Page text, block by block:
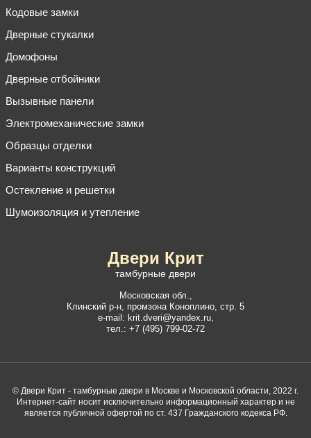
Двери Крит
тамбурные двери
Московская обл.,
Клинский р-н промзона Коноплино, стр. 5
e-mail: krit.dveri@yandex.ru,
тел.: +7 (495) 799-02-72
Кодовые замки
Дверные стукалки
Домофоны
Дверные отбойники
Вызывные панели
Электромеханические замки
Образцы отделки
Варианты конструкций
Остекление и решетки
Шумоизоляция и утепление
© Двери Крит - тамбурные двери в Москве и Московской области, 2022 г.
Интернет-сайт носит исключительно информационный характер и не
является публичной офертой по ст. 437 Гражданского кодекса РФ.